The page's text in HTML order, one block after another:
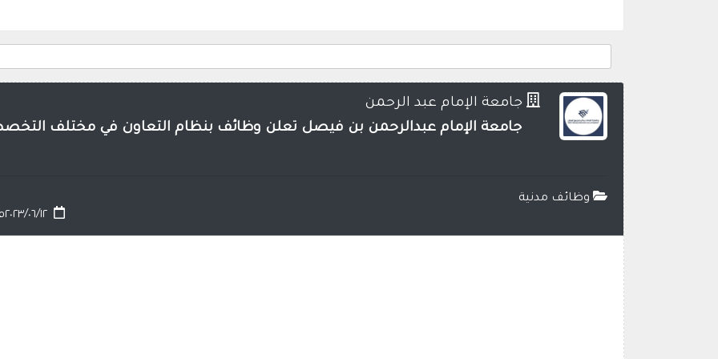
جامعة الإمام عبد الرحمن
جامعة الإمام عبدالرحمن بن فيصل تعلن وظائف بنظام التعاون في مختلف
وظائف مدنية
٢٠٢٣/٠٦/١٢م